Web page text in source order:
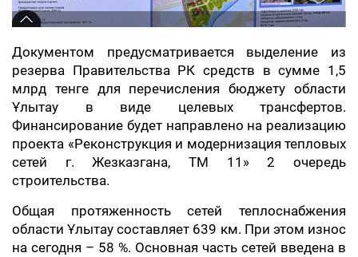
Документом предусматривается выделение из
резерва Правительства РК средств в сумме 1,5
млрд тенге для перечисления бюджету области
Ұлытау в виде целевых трансфертов.
Финансирование будет направлено на реализацию
проекта «Реконструкция и модернизация тепловых
сетей г. Жезказгана, ТМ 11» 2 очередь
строительства.
Общая протяженность сетей теплоснабжения
области Ұлытау составляет 639 км. При этом износ
на сегодня – 58 %. Основная часть сетей введена в